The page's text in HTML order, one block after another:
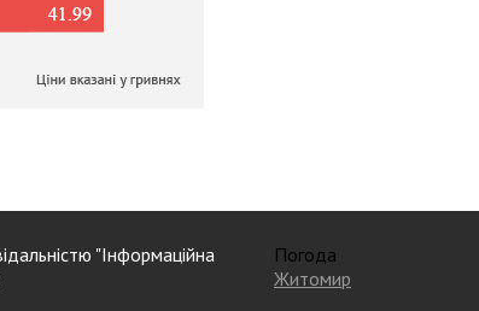
"Інформаційна
Погода
Житомир